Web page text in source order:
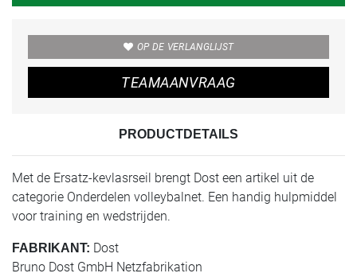
OP DE VERLANGLIJST
TEAMAANVRAAG
PRODUCTDETAILS
Met de Ersatz-kevlasrseil brengt Dost een artikel uit de
categorie Onderdelen volleybalnet. Een handig hulpmiddel
voor training en wedstrijden.
FABRIKANT: Dost
Bruno Dost GmbH Netzfabrikation